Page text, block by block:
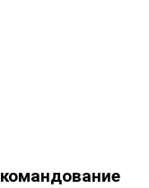
командование